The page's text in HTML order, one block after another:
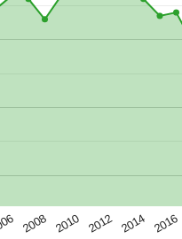
2008 2010 2012 2014 2016